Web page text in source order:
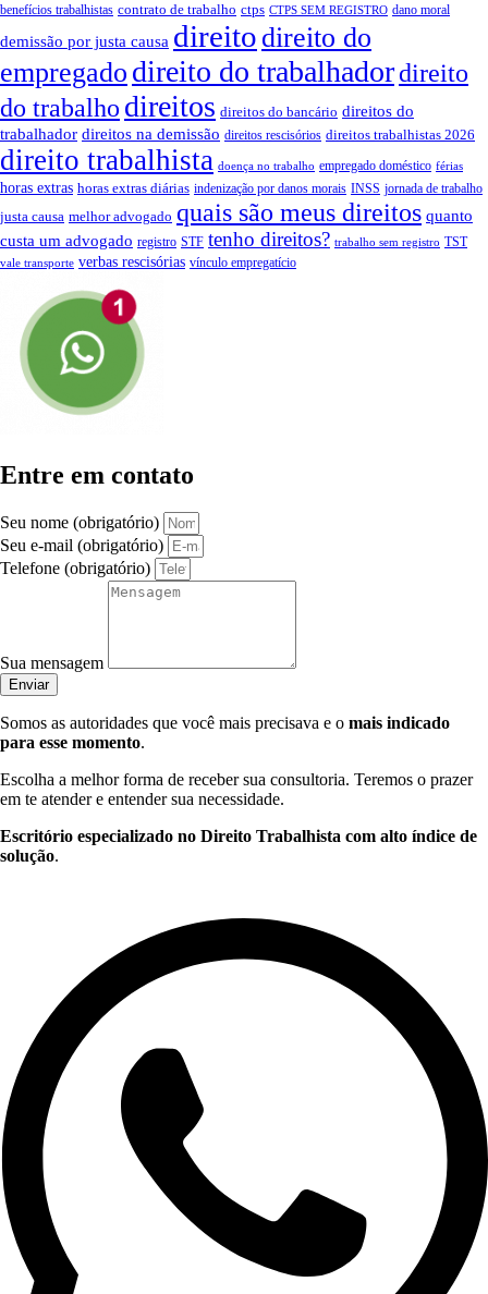
benefícios trabalhistas contrato de trabalho ctps CTPS SEM REGISTRO dano moral
demissão por justa causa direito direito do
empregado direito do trabalhadordireito
do trabalho direitos direitos do bancário direitos do
trabalhador direitos na demissão direitos rescisórios direitos trabalhistas 2026
direito trabalhista doença no trabalho empregado doméstico férias
horas extras horas extras diárias indenização por danos morais INSS jornada de trabalho
justa causa melhor advogado quais são meus direitos quanto
custa um advogado registro STF tenho direitos? trabalho sem registro TST
vale transporte verbas rescisórias vínculo empregatício
Entre em contato
Seu nome (obrigatório)
Seu e-mail (obrigatório)
Telefone (obrigatório)
Sua mensagem
Enviar
Somos as autoridades que você mais precisava e o mais indicado
para esse momento.
Escolha a melhor forma de receber sua consultoria. Teremos o prazer
em te atender e entender sua necessidade.
Escritório especializado no Direito Trabalhista com alto índice de
solução.